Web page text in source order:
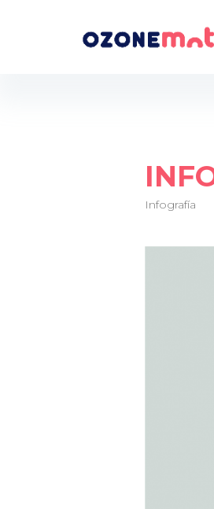
Infografía